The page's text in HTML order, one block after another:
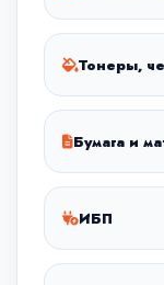
Тонеры,
Бумага и
ИБП